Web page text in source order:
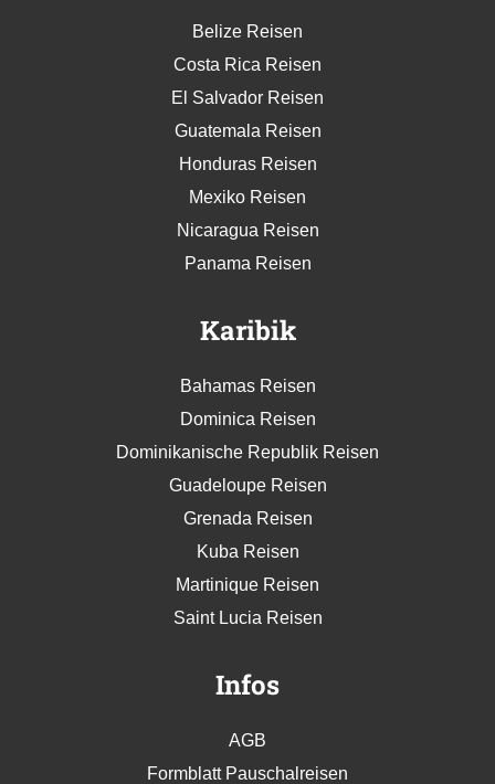
Belize Reisen
Costa Rica Reisen
El Salvador Reisen
Guatemala Reisen
Honduras Reisen
Mexiko Reisen
Nicaragua Reisen
Panama Reisen
Karibik
Bahamas Reisen
Dominica Reisen
Dominikanische Republik Reisen
Guadeloupe Reisen
Grenada Reisen
Kuba Reisen
Martinique Reisen
Saint Lucia Reisen
Infos
AGB
Formblatt Pauschalreisen